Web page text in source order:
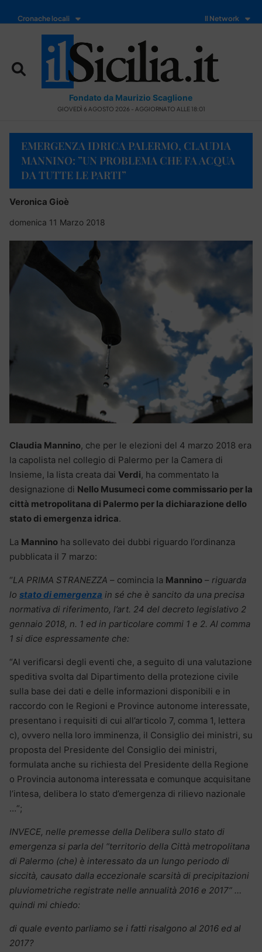
Cronache locali Il Network
Fondato da Maurizio Scaglione
GIOVEDÌ 6 AGOSTO 2026 - AGGIORNATO ALLE 18:01
EMERGENZA IDRICA PALERMO, CLAUDIA
MANNINO: ”UN PROBLEMA CHE FA ACQUA
DA TUTTE LE PARTI”
Veronica Gioè
domenica 11 Marzo 2018
Claudia Mannino, che per le elezioni del 4 marzo 2018 era
la capolista nel collegio di Palermo per la Camera di
Insieme, la lista creata dai Verdi, ha commentato la
designazione di Nello Musumeci come commissario per la
città metropolitana di Palermo per la dichiarazione dello
stato di emergenza idrica.
La Mannino ha sollevato dei dubbi riguardo l’ordinanza
pubblicata il 7 marzo:
‘’LA PRIMA STRANEZZA – comincia la Mannino – riguarda
lo stato di emergenza in sé che è sancito da una precisa
normativa di riferimento, l’art. 24 del decreto legislativo 2
gennaio 2018, n. 1 ed in particolare commi 1 e 2. Al comma
1 si dice espressamente che:
“Al verificarsi degli eventi che, a seguito di una valutazione
speditiva svolta dal Dipartimento della protezione civile
sulla base dei dati e delle informazioni disponibili e in
raccordo con le Regioni e Province autonome interessate,
presentano i requisiti di cui all’articolo 7, comma 1, lettera
c), ovvero nella loro imminenza, il Consiglio dei ministri, su
proposta del Presidente del Consiglio dei ministri,
formulata anche su richiesta del Presidente della Regione
o Provincia autonoma interessata e comunque acquisitane
l’intesa, delibera lo stato d’emergenza di rilievo nazionale
…“;
INVECE, nelle premesse della Delibera sullo stato di
emergenza si parla del “territorio della Città metropolitana
di Palermo (che) è interessato da un lungo periodo di
siccità, causato dalla eccezionale scarsità di precipitazioni
pluviometriche registrate nelle annualità 2016 e 2017” …
quindi mi chiedo:
di quale evento parliamo se i fatti risalgono al 2016 ed al
2017?